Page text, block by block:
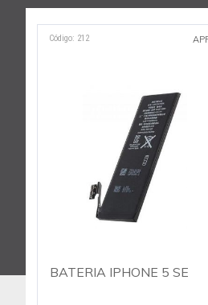
Código: 212
BATERIA IPHONE 5 SE